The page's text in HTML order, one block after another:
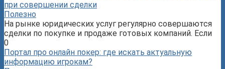
при совершении сделки
Полезно
На рынке юридических услуг регулярно совершаются
сделки по покупке и продаже готовых компаний. Если
0
Портал про онлайн покер: где искать актуальную
информацию игрокам?